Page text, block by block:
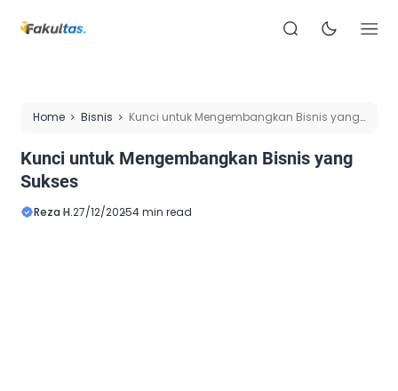
Home Bisnis
Kunci untuk Mengembangkan Bisnis yang
Kunci untuk Mengembangkan Bisnis yang
Sukses
Reza H.27/12/20254 min read